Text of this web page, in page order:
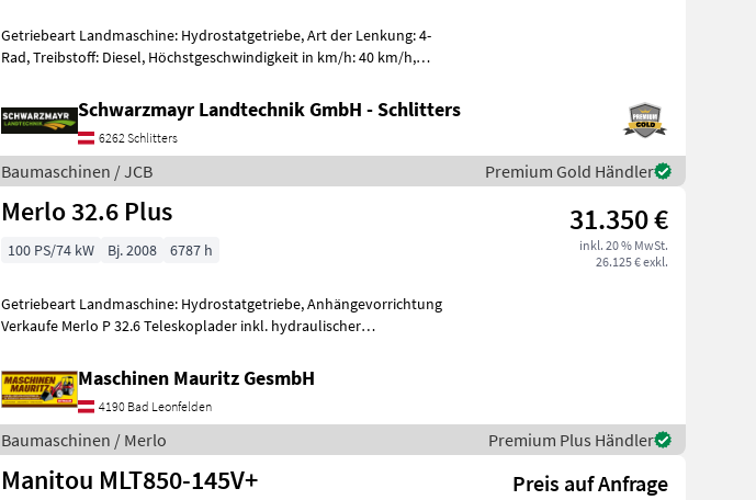
Getriebeart Landmaschine: Hydrostatgetriebe, Art der Lenkung: 4-
Rad, Treibstoff: Diesel, Höchstgeschwindigkeit in km/h: 40 km/h,
Schwarzmayr Landtechnik GmbH - Schlitters
6262 Schlitters
Baumaschinen / JCB Premium Gold Händler
Merlo 32.6 Plus 31.350 €
inkl. 20 % MwSt.
26.125 € exkl.
100 PS/74 kW Bj. 2008 6787 h
Getriebeart Landmaschine: Hydrostatgetriebe, Anhängevorrichtung
Verkaufe Merlo P 32.6 Teleskoplader inkl. hydraulischer
Maschinen Mauritz GesmbH
4190 Bad Leonfelden
Baumaschinen / Merlo Premium Plus Händler
Manitou MLT850-145V+ Preis auf Anfrage